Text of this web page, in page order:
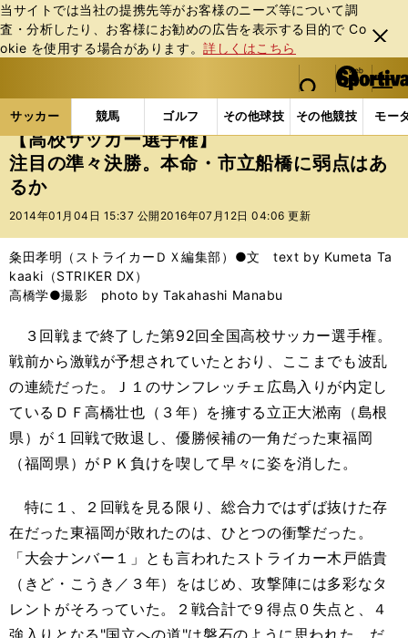
当サイトでは当社の提携先等がお客様のニーズ等について調
査・分析したり、お客様にお勧めの広告を表⽰する⽬的で Co
okie を使⽤する場合があります。詳しくはこちら
閉じ
る
web Sportiva (webスポルティーバ)
検索
マイペ
ー
ジ
メニュ
サッカー 競馬 ゴルフ その他球技 その他競技 モー
ス
ポ
ル
テ
ー
バ
サッカーの記事一覧 Jリーグ他 高校・ユース 【
【高校サッカー選手権】
注目の準々決勝。本命・市立船橋に弱点はあ
るか
2014年01月04日 15:37 公開 2016年07月12日 04:06 更新
粂田孝明（ストライカーＤＸ編集部）●文 text by Kumeta Ta
kaaki（STRIKER DX）
高橋学●撮影 photo by Takahashi Manabu
３回戦まで終了した第92回全国高校サッカー選手権。
戦前から激戦が予想されていたとおり、ここまでも波乱
の連続だった。Ｊ１のサンフレッチェ広島入りが内定し
ているＤＦ高橋壮也（３年）を擁する立正大淞南（島根
県）が１回戦で敗退し、優勝候補の一角だった東福岡
（福岡県）がＰＫ負けを喫して早々に姿を消した。
特に１、２回戦を見る限り、総合力ではずば抜けた存
在だった東福岡が敗れたのは、ひとつの衝撃だった。
「大会ナンバー１」とも言われたストライカー木戸皓貴
（きど・こうき／３年）をはじめ、攻撃陣には多彩なタ
レントがそろっていた。２戦合計で９得点０失点と、４
強入りとなる"国立への道"は磐石のように思われた。だ